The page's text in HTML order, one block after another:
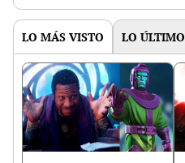
LO MÁS VISTO LO ÚLTIMO